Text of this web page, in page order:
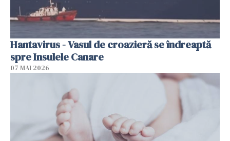
Hantavirus - Vasul de croazieră se îndreaptă
spre Insulele Canare
07 MAI 2026